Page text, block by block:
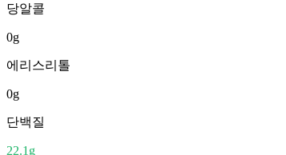
당알콜
0g
에리스리톨
0g
단백질
22.1 g